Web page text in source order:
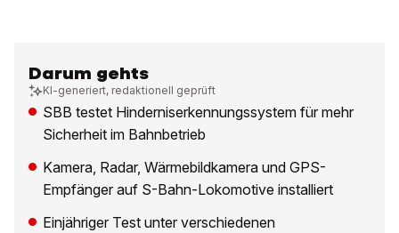
Darum gehts
KI-generiert, redaktionell geprüft
SBB testet Hinderniserkennungssystem für mehr
Sicherheit im Bahnbetrieb
Kamera, Radar, Wärmebildkamera und GPS-
Empfänger auf S-Bahn-Lokomotive installiert
Einjähriger Test unter verschiedenen